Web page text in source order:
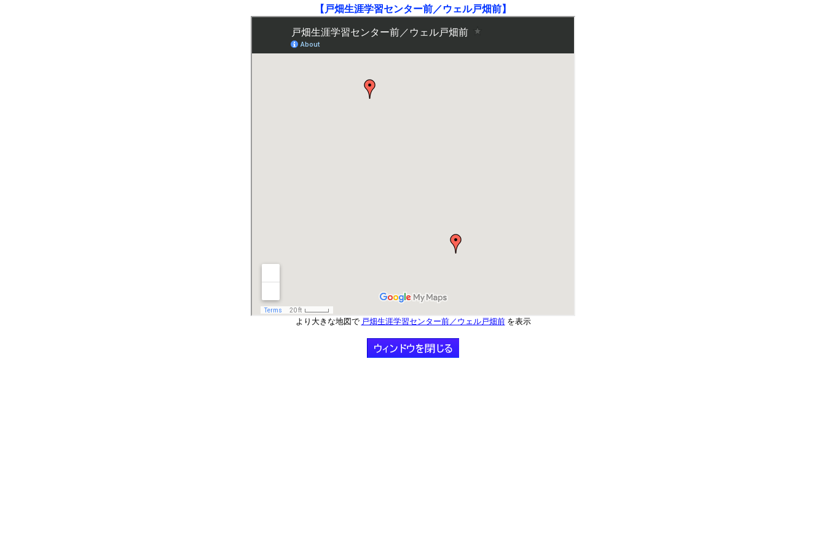
【戸畑生涯学習センター前／ウェル戸畑前】
より大きな地図で 戸畑生涯学習センター前／ウェル戸畑前を表示